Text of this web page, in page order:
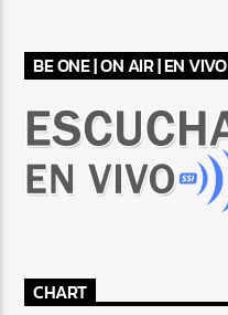
BE ONE | ON AIR | EN VIVO
CHART